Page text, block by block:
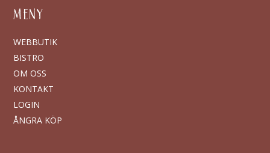
MENY
WEBBUTIK
BISTRO
OM OSS
KONTAKT
LOGIN
ÅNGRA KÖP